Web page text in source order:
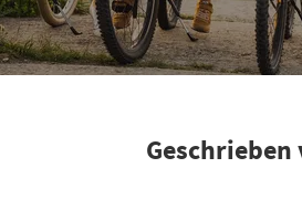
Geschrieben